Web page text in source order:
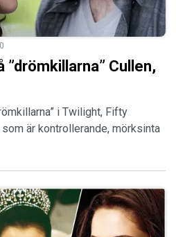
”drömkillarna” Cullen,
i Twilight, Fifty
är kontrollerande, mörksinta